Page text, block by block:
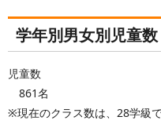
学年別男女別児童数
児童数
861名
※現在のクラス数は、28学級